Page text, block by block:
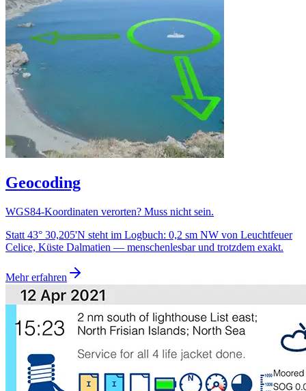
Geocoding
WGS84-Koordinaten verorten? Muss nicht sein.
Statt 43° 30,205'N steht im Logbuch: 0,2 sm NW von Leuchtfeuer
Celice, Küste Dalmatien — menschenlesbar und trotzdem exakt.
Mehr erfahren